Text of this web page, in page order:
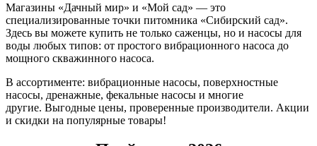
Магазины «Дачный мир» и «Мой сад» — это
специализированные точки питомника «Сибирский сад».
Здесь вы можете купить не только саженцы, но и насосы для
воды любых типов: от простого вибрационного насоса до
мощного скважинного насоса.
В ассортименте: вибрационные насосы, поверхностные
насосы, дренажные, фекальные насосы и многие
другие. Выгодные цены, проверенные производители. Акции
и скидки на популярные товары!